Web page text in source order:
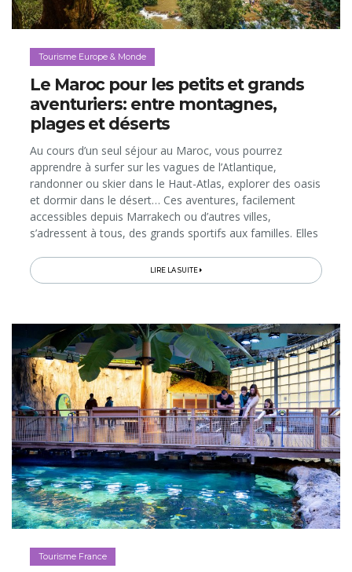
Tourisme Europe & Monde
Le Maroc pour les petits et grands
aventuriers: entre montagnes,
plages et déserts
Au cours d’un seul séjour au Maroc, vous pourrez
apprendre à surfer sur les vagues de l’Atlantique,
randonner ou skier dans le Haut-Atlas, explorer des oasis
et dormir dans le désert… Ces aventures, facilement
accessibles depuis Marrakech ou d’autres villes,
s’adressent à tous, des grands sportifs aux familles. Elles
nature...
LIRE LA SUITE
Tourisme France